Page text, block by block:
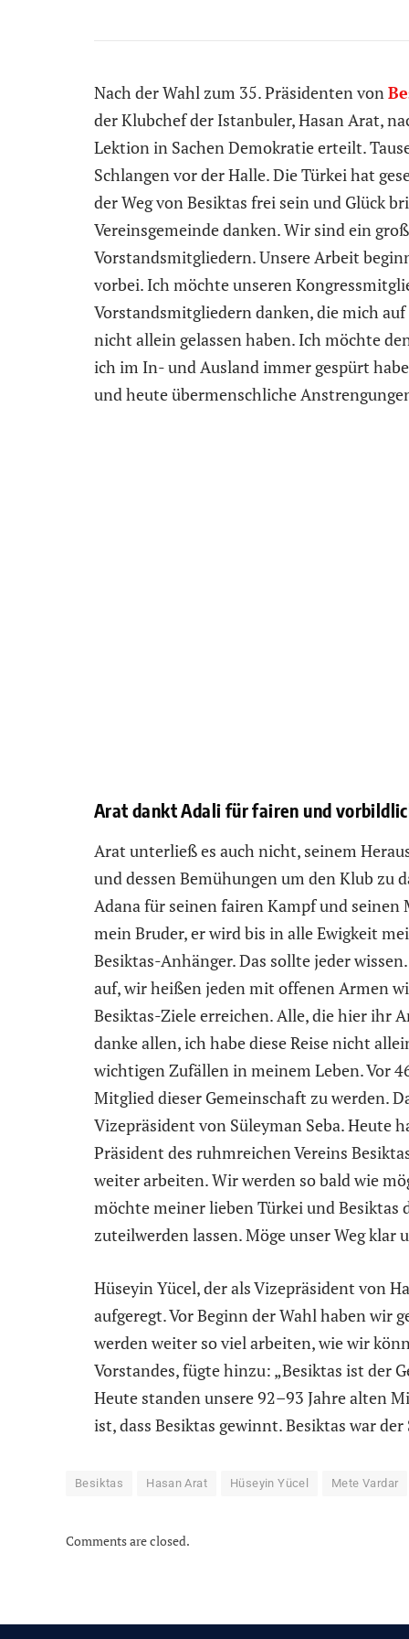
Nach der Wahl zum 35. Präsidenten von
der Klubchef der Istanbuler, Hasan Arat,
Lektion in Sachen Demokratie erteilt.
Schlangen vor der Halle. Die Türkei hat
der Weg von Besiktas frei sein und Glück
Vereinsgemeinde danken. Wir sind ein
Vorstandsmitgliedern. Unsere Arbeit
vorbei. Ich möchte unseren
Vorstandsmitgliedern danken, die mich
nicht allein gelassen haben. Ich möchte
ich im In- und Ausland immer gespürt
und heute übermenschliche
Arat dankt Adali für fairen und
Arat unterließ es auch nicht, seinem
und dessen Bemühungen um den Klub zu
Adana für seinen fairen Kampf und
mein Bruder, er wird bis in alle Ewigkeit
Besiktas-Anhänger. Das sollte jeder
auf, wir heißen jeden mit offenen Armen
Besiktas-Ziele erreichen. Alle, die hier ihr
danke allen, ich habe diese Reise nicht
wichtigen Zufällen in meinem Leben. Vor
Mitglied dieser Gemeinschaft zu werden.
Vizepräsident von Süleyman Seba. Heute
Präsident des ruhmreichen Vereins
weiter arbeiten. Wir werden so bald wie
möchte meiner lieben Türkei und Besiktas
zuteilwerden lassen. Möge unser Weg
Hüseyin Yücel, der als Vizepräsident von
aufgeregt. Vor Beginn der Wahl haben wir
werden weiter so viel arbeiten, wie wir
Vorstandes, fügte hinzu: „Besiktas ist der
Heute standen unsere 92–93 Jahre alten
ist, dass Besiktas gewinnt. Besiktas war der
Besiktas Hasan Arat Hüseyin Yücel Mete Vardar
Comments are closed.